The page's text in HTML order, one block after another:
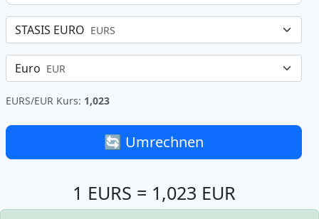
STASIS EURO EURS
Euro EUR
EURS/EUR Kurs: 1,023
🔄 Umrechnen
1 EURS = 1,023 EUR